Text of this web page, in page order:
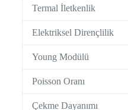
Termal İletkenlik
Elektriksel Dirençlilik
Young Modülü
Poisson Oranı
Çekme Dayanımı